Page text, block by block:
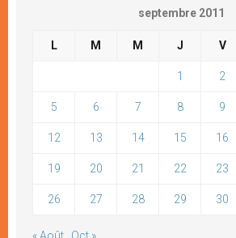
septembre 2011
L M M J V
1 2
5 6 7 8 9
12 13 14 15 16
19 20 21 22 23
26 27 28 29 30
« Août Oct »